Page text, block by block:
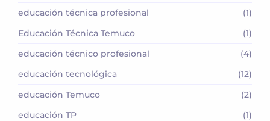
educación técnica profesional
(1)
Educación Técnica Temuco
(1)
educación técnico profesional
(4)
educación tecnológica
(12)
educación Temuco
(2)
educación TP
(1)